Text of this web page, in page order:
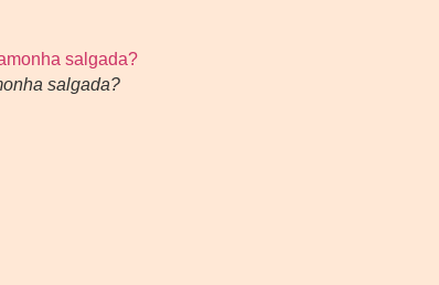
salgada?